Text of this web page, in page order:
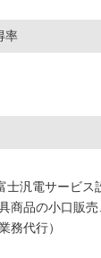
率
士汎電サービス
商品の小口販売
務代行）